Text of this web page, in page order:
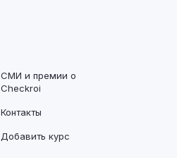
СМИ и премии о
Checkroi
Контакты
Добавить курс